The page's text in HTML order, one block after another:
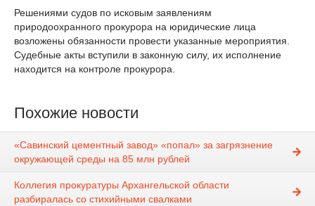
Решениями судов по исковым заявлениям
природоохранного прокурора на юридические лица
возложены обязанности провести указанные мероприятия.
Судебные акты вступили в законную силу, их исполнение
находится на контроле прокурора.
Похожие новости
«Савинский цементный завод» «попал» за загрязнение
окружающей среды на 85 млн рублей
Коллегия прокуратуры Архангельской области
разбиралась со стихийными свалками